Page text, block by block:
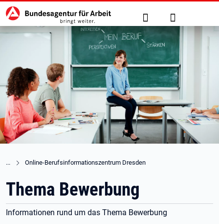
zu den Hauptinhalten springen
Hauptnavigation Suche Anmelden
Online-Berufsinformationszentrum Dresden
Thema Bewerbung
Informationen rund um das Thema Bewerbung